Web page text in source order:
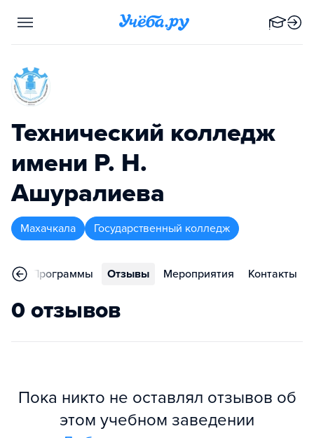
Технический колледж
имени Р. Н.
Ашуралиева
Махачкала Государственный колледж
Программы Отзывы Мероприятия Контакты
0 отзывов
Пока никто не оставлял отзывов об
этом учебном заведении